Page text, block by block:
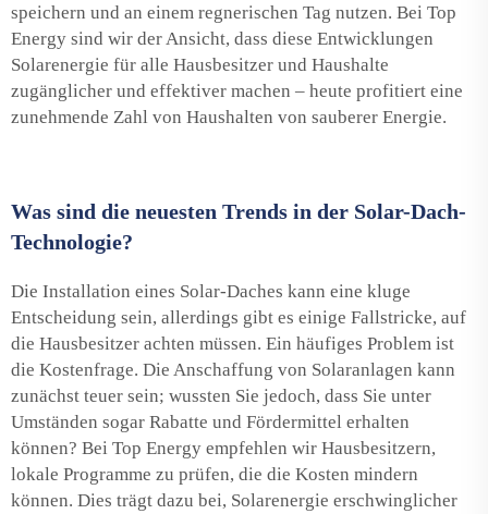
speichern und an einem regnerischen Tag nutzen. Bei Top
Energy sind wir der Ansicht, dass diese Entwicklungen
Solarenergie für alle Hausbesitzer und Haushalte
zugänglicher und effektiver machen – heute profitiert eine
zunehmende Zahl von Haushalten von sauberer Energie.
Was sind die neuesten Trends in der Solar-Dach-
Technologie?
Die Installation eines Solar-Daches kann eine kluge
Entscheidung sein, allerdings gibt es einige Fallstricke, auf
die Hausbesitzer achten müssen. Ein häufiges Problem ist
die Kostenfrage. Die Anschaffung von Solaranlagen kann
zunächst teuer sein; wussten Sie jedoch, dass Sie unter
Umständen sogar Rabatte und Fördermittel erhalten
können? Bei Top Energy empfehlen wir Hausbesitzern,
lokale Programme zu prüfen, die die Kosten mindern
können. Dies trägt dazu bei, Solarenergie erschwinglicher